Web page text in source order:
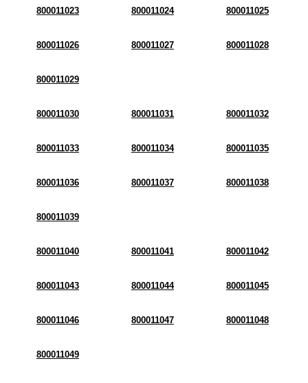
800011023 800011024 800011025
800011026 800011027 800011028
800011029
800011030 800011031 800011032
800011033 800011034 800011035
800011036 800011037 800011038
800011039
800011040 800011041 800011042
800011043 800011044 800011045
800011046 800011047 800011048
800011049